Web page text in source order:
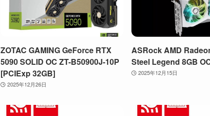
ZOTAC GAMING GeForce RTX
5090 SOLID OC ZT-B50900J-10P
[PCIExp 32GB]
2025年12月26日
ASRock AMD
Steel Legend 8GB
2025年12月15日